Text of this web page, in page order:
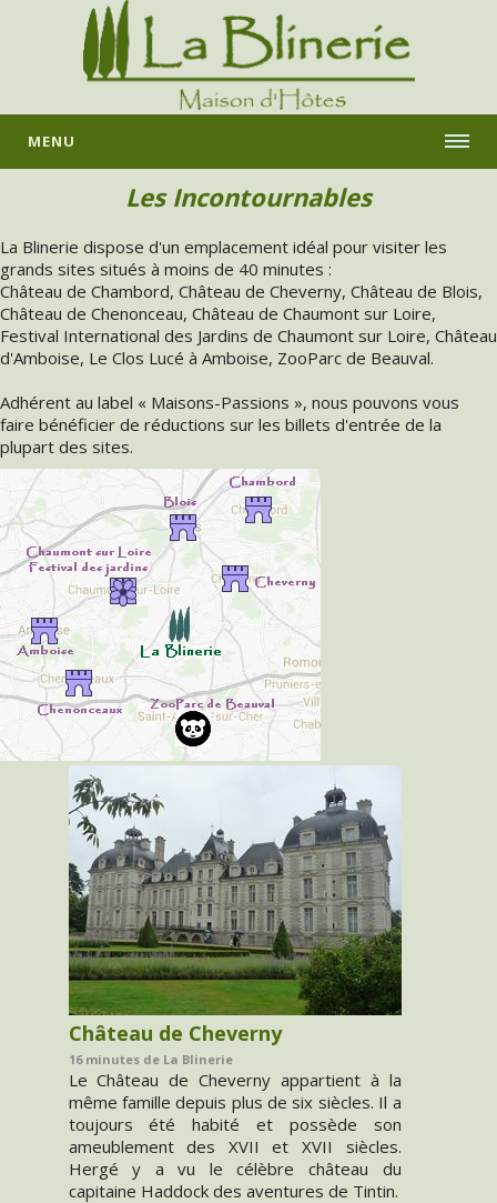
MENU
Les Incontournables
La Blinerie dispose d'un emplacement idéal pour visiter les
grands sites situés à moins de 40 minutes :
Château de Chambord, Château de Cheverny, Château de Blois,
Château de Chenonceau, Château de Chaumont sur Loire,
Festival International des Jardins de Chaumont sur Loire, Château
d'Amboise, Le Clos Lucé à Amboise, ZooParc de Beauval.
Adhérent au label « Maisons-Passions », nous pouvons vous
faire bénéficier de réductions sur les billets d'entrée de la
plupart des sites.
Château de Cheverny
16 minutes de La Blinerie
Le Château de Cheverny appartient à la
même famille depuis plus de six siècles. Il a
toujours été habité et possède son
ameublement des XVII et XVII siècles.
Hergé y a vu le célèbre château du
capitaine Haddock des aventures de Tintin.